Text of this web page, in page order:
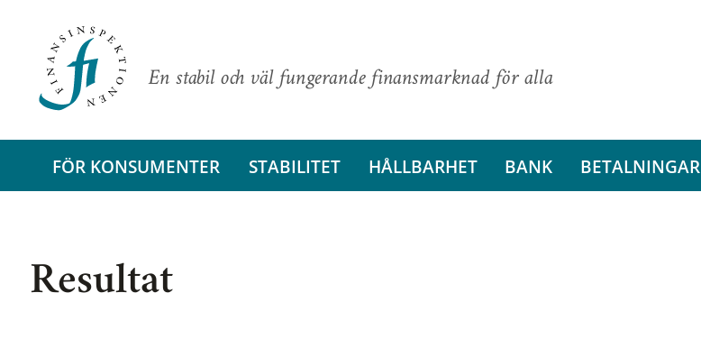
En stabil och väl fungerande finansmarknad för alla
FÖR KONSUMENTER STABILITET HÅLLBARHET BANK BETALNINGAR
Resultat